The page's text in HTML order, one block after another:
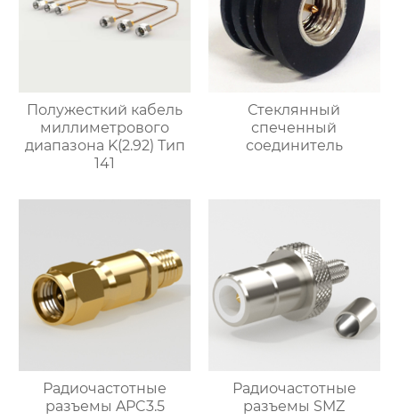
Полужесткий кабель
миллиметрового
диапазона K(2.92) Тип
141
Стеклянный
спеченный
соединитель
Радиочастотные
разъемы APC3.5
Радиочастотные
разъемы SMZ